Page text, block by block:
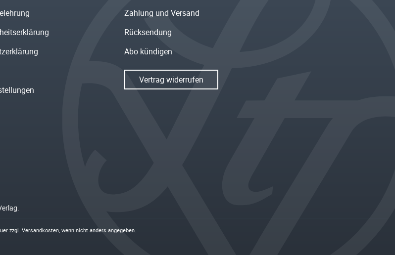
Zahlung und Versand
Rücksendung
Abo kündigen
Vertrag widerrufen
zzgl. Versandkosten, wenn nicht anders angegeben.